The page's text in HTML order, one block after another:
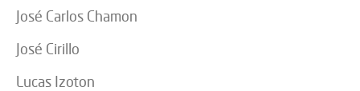
José Carlos Chamon
José Cirillo
Lucas Izoton